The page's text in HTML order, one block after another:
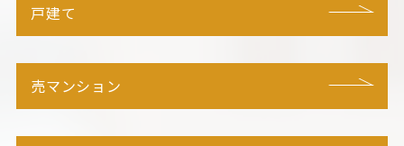
戸建て
売マンション